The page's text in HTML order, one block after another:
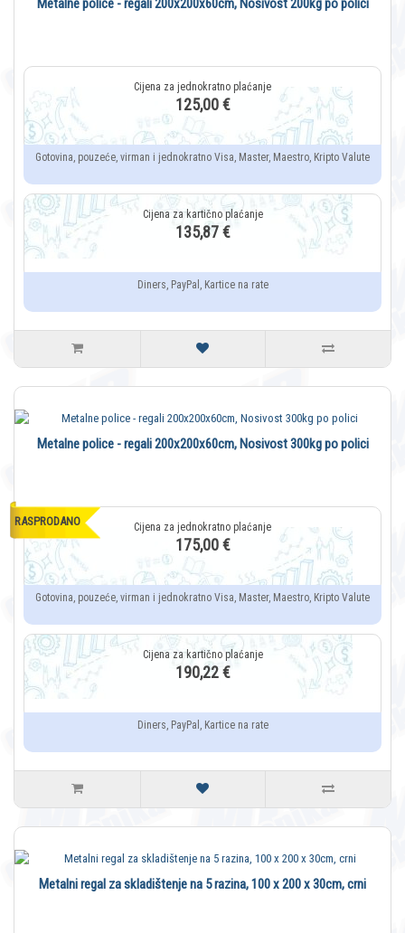
Metalne police - regali 200x200x60cm, Nosivost 200kg po polici
125,00 €
Gotovina, pouzeće, virman i jednokratno Visa, Master, Maestro, Kripto Valute
135,87 €
Diners, PayPal, Kartice na rate
RASPRODANO
Metalne police - regali 200x200x60cm, Nosivost 300kg po polici
175,00 €
Gotovina, pouzeće, virman i jednokratno Visa, Master, Maestro, Kripto Valute
190,22 €
Diners, PayPal, Kartice na rate
Metalni regal za skladištenje na 5 razina, 100 x 200 x 30cm, crni